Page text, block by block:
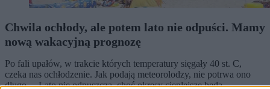
Chwila ochłody, ale potem lato nie odpuści. Mamy
nową wakacyjną prognozę
Po fali upałów, w trakcie których temperatury sięgały 40 st. C,
czeka nas ochłodzenie. Jak podają meteorolodzy, nie potrwa ono
długo. – Lato nie odpuszcza, choć okresy cieplejsze będą